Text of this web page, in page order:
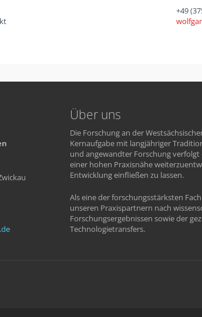
+49
de
Über uns
Die Forschung an der
Kernaufgabe mit langjähriger
und angewandter Forschung
einer hohen Praxisnähe
Entwicklung einfließen zu lassen.
Als eine der forschungsstärksten
unseren Praxispartnern nach
Forschungsergebnissen sowie der
Technologietransfers.